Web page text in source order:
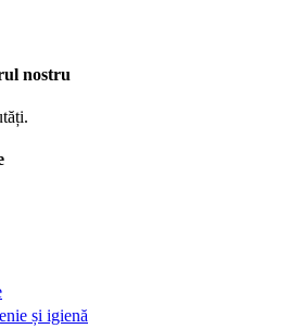
nostru
și igienă